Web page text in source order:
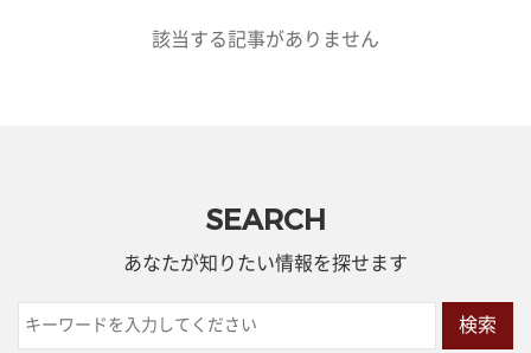
該当する記事がありません
SEARCH
あなたが知りたい情報を探せます
検索